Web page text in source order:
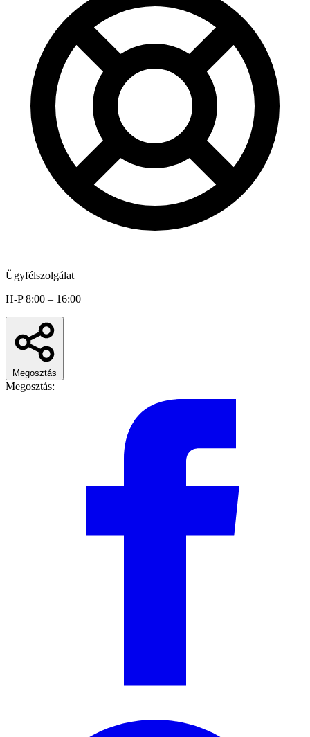
Ügyfélszolgálat
H-P 8:00 – 16:00
Megosztás
Megosztás: